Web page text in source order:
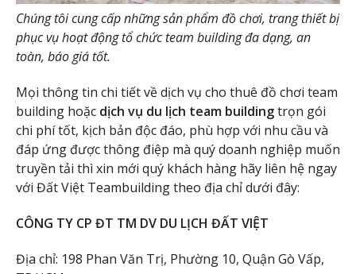
Chúng tôi cung cấp những sản phẩm đồ chơi, trang thiết bị
phục vụ hoạt động tổ chức team building đa dạng, an
toàn, báo giá tốt.
Mọi thông tin chi tiết về dịch vụ cho thuê đồ chơi team
building hoặc dịch vụ du lịch team buildingtrọn gói
chi phí tốt, kịch bản độc đáo, phù hợp với nhu cầu và
đáp ứng được thông điệp mà quý doanh nghiệp muốn
truyền tải thì xin mới quý khách hàng hãy liên hệ ngay
với Đất Việt Teambuilding theo địa chỉ dưới đây:
CÔNG TY CP ĐT TM DV DU LỊCH ĐẤT VIỆT
Địa chỉ: 198 Phan Văn Trị, Phường 10, Quận Gò Vấp,